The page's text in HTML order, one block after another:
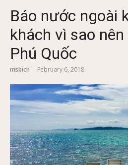
Báo nước ngoài
khách vì sao
Phú Quốc
msbich February 6, 2018